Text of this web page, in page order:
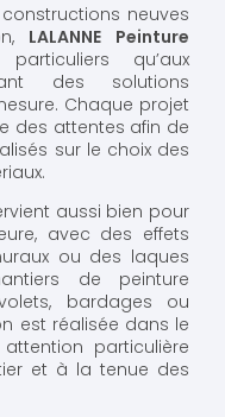
neuves
LALANNE Peinture
qu’aux
des solutions
Chaque projet
des attentes afin de
sur le choix des
aussi bien pour
avec des effets
ou des laques
de peinture
bardages ou
est réalisée dans le
particulière
et à la tenue des